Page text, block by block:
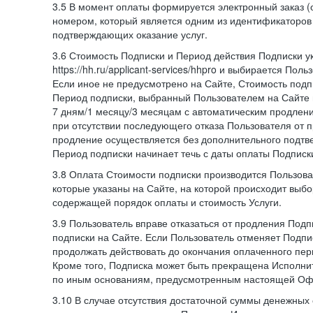
3.5 В момент оплаты формируется электронный заказ
номером, который является одним из
подтверждающих оказание услуг.
3.6 Стоимость Подписки и Период действия Подписки
https://hh.ru/applicant-services/hhpro и выбирается
Если иное не предусмотрено на Сайте, Стоимость
Период подписки, выбранный Пользователем на
7 дням/1 месяцу/3 месяцам с автоматическим
при отсутствии последующего отказа Пользователя от
продление осуществляется без дополнительного
Период подписки начинает течь с даты оплаты
3.8 Оплата Стоимости подписки производится
которые указаны на Сайте, на которой происходит
содержащей порядок оплаты и стоимость Услуги.
3.9 Пользователь вправе отказаться от продления
подписки на Сайте. Если Пользователь отменяет
продолжать действовать до окончания оплаченного
Кроме того, Подписка может быть прекращена
по иным основаниям, предусмотренным настоящей
3.10 В случае отсутствия достаточной суммы денежных